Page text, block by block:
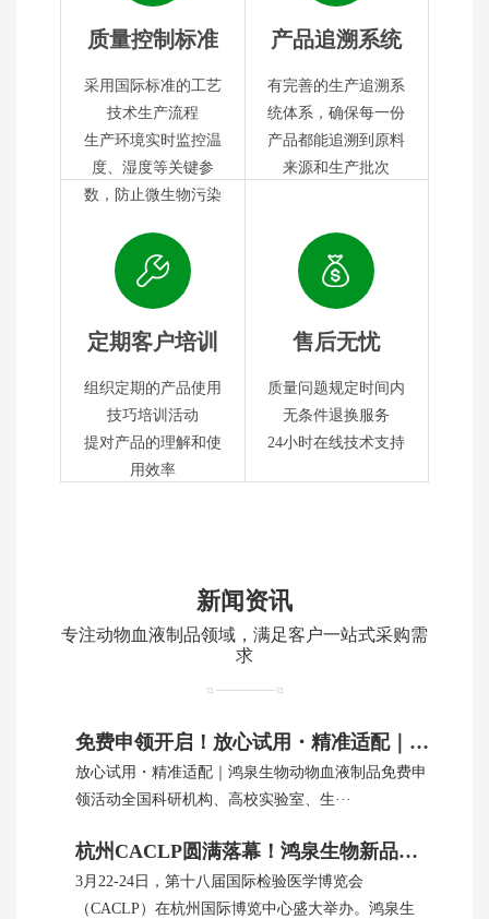
质量控制标准
采用国际标准的工艺
技术生产流程
生产环境实时监控温
度、湿度等关键参
数，防止微生物污染
产品追溯系统
有完善的生产追溯系
统体系，确保每一份
产品都能追溯到原料
来源和生产批次
定期客户培训
组织定期的产品使用
技巧培训活动
提对产品的理解和使
用效率
售后无忧
质量问题规定时间内
无条件退换服务
24小时在线技术支持
新闻资讯
专注动物血液制品领域，满足客户一站式采购需
求
免费申领开启！放心试用・精准适配｜鸿泉生物动物血制品
放心试用・精准适配｜鸿泉生物动物血液制品免费申
领活动全国科研机构、高校实验室、生···
杭州CACLP圆满落幕！鸿泉生物新品引全球瞩目
3月22-24日，第十八届国际检验医学博览会
（CACLP）在杭州国际博览中心盛大举办。鸿泉生